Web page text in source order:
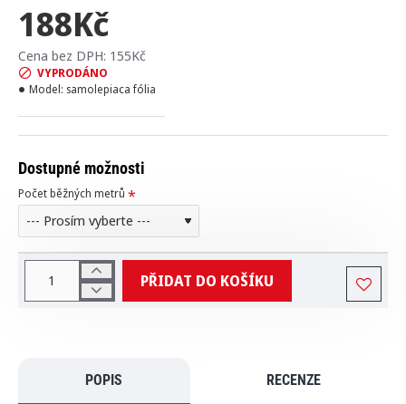
188Kč
Cena bez DPH: 155Kč
VYPRODÁNO
Model: samolepiaca fólia
Dostupné možnosti
Počet běžných metrů
PŘIDAT DO KOŠÍKU
POPIS RECENZE